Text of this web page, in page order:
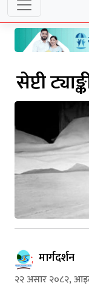
सेप्टी
मार्गदर्शन
२२ असार २०८२,